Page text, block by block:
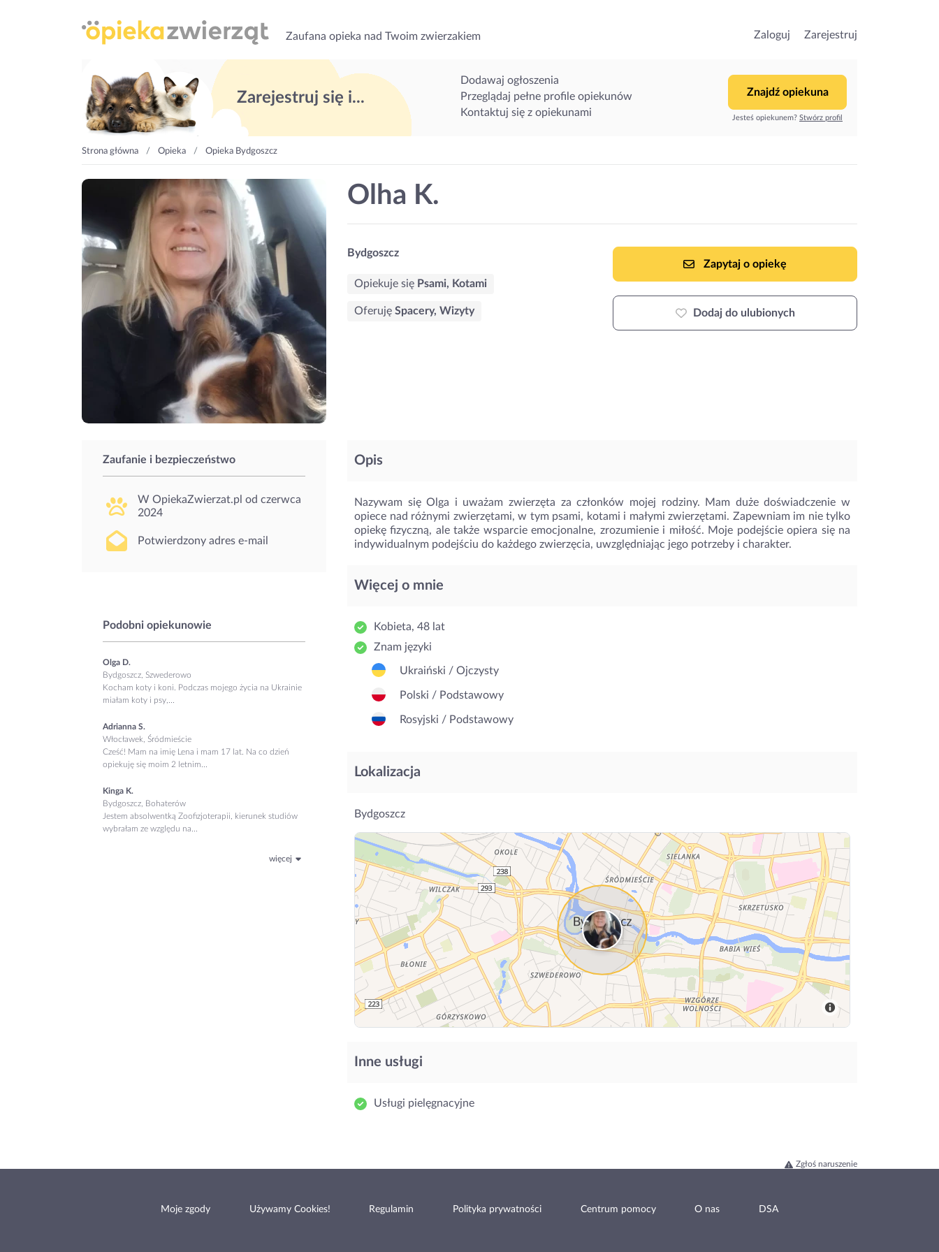
Zaufana opieka nad Twoim zwierzakiem Zaloguj Zarejestruj
Zarejestruj się i...
Dodawaj ogłoszenia
Przeglądaj pełne profile opiekunów
Kontaktuj się z opiekunami
Znajdź opiekuna
Jesteś opiekunem? Stwórz profil
Strona główna Opieka Opieka Bydgoszcz
Olha K.
Bydgoszcz
Opiekuje się Psami, Kotami
Oferuję Spacery, Wizyty
Zapytaj o opiekę
Dodaj do ulubionych
Zaufanie i bezpieczeństwo
W OpiekaZwierzat.pl od czerwca
2024
Potwierdzony adres e-mail
Podobni opiekunowie
Olga D.
Bydgoszcz, Szwederowo
Kocham koty i koni. Podczas mojego życia na Ukrainie
miałam koty i psy,...
Adrianna S.
Włocławek, Śródmieście
Cześć! Mam na imię Lena i mam 17 lat. Na co dzień
opiekuję się moim 2 letnim...
Kinga K.
Bydgoszcz, Bohaterów
Jestem absolwentką Zoofizjoterapii, kierunek studiów
wybrałam ze względu na...
więcej
Opis
Nazywam się Olga i uważam zwierzęta za członków mojej rodziny. Mam duże doświadczenie w
opiece nad różnymi zwierzętami, w tym psami, kotami i małymi zwierzętami. Zapewniam im nie tylko
opiekę fizyczną, ale także wsparcie emocjonalne, zrozumienie i miłość. Moje podejście opiera się na
indywidualnym podejściu do każdego zwierzęcia, uwzględniając jego potrzeby i charakter.
Więcej o mnie
Kobieta, 48 lat
Znam języki
Ukraiński / Ojczysty
Polski / Podstawowy
Rosyjski / Podstawowy
Lokalizacja
Bydgoszcz
Inne usługi
Usługi pielęgnacyjne
Zgłoś naruszenie
Moje zgody Używamy Cookies! Regulamin Polityka prywatności Centrum pomocy O nas DSA